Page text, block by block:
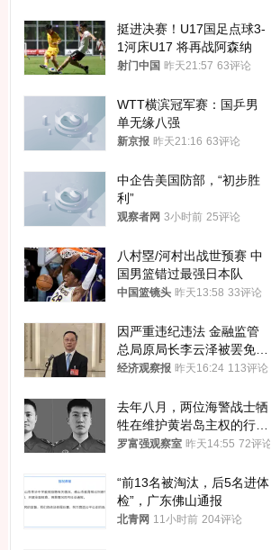
挺进决赛！U17国足点球3-
1河床U17 将再战阿森纳
射门中国 昨天21:57 63评论
WTT横滨冠军赛：国乒男
单无缘八强
新京报 昨天21:16 63评论
中企告美国防部，“初步胜
利”
观察者网 3小时前 25评论
八村塁/河村出战世预赛 中
国男篮错过最强日本队
中国篮镜头 昨天13:58 33评论
因严重违纪违法 金融监管
总局原局长李云泽被罢免全
国人大代表
经济观察报 昨天16:24 113评论
去年八月，两位海警战士牺
牲在维护黄岩岛主权的行动
中
罗富强观察室 昨天14:55 72评论
“前13名被淘汰，后5名进体
检”，广东佛山通报
北青网 11小时前 204评论